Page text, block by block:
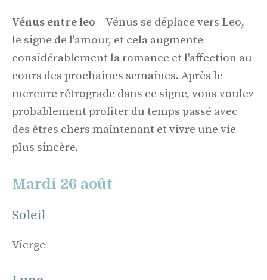
Vénus entre leo – Vénus se déplace vers Leo,
le signe de l'amour, et cela augmente
considérablement la romance et l'affection au
cours des prochaines semaines. Après le
mercure rétrograde dans ce signe, vous voulez
probablement profiter du temps passé avec
des êtres chers maintenant et vivre une vie
plus sincère.
Mardi 26 août
Soleil
Vierge